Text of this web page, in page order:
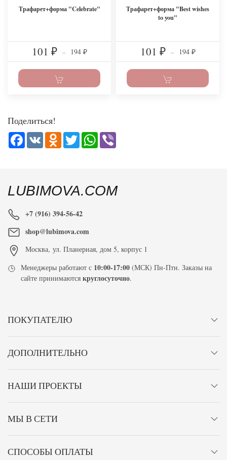
Трафарет+форма "Celebrate"
101 ₽ – 194 ₽
Трафарет+форма "Best wishes
to you"
101 ₽ – 194 ₽
Поделиться!
Facebook
VK Odnoklassniki
TwitterWhatsApp
LUBIMOVA.COM
+7 (916) 394-56-42
shop@lubimova.com
Москва, ул. Планерная, дом 5, корпус 1
Менеджеры работают с 10:00-17:00 (МСК) Пн-Птн. Заказы на
сайте принимаютсякруглосуточно.
ПОКУПАТЕЛЮ
ДОПОЛНИТЕЛЬНО
НАШИ ПРОЕКТЫ
МЫ В СЕТИ
СПОСОБЫ ОПЛАТЫ